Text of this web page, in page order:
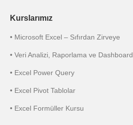
Kurslarımız
• Microsoft Excel – Sıfırdan Zirveye
• Veri Analizi, Raporlama ve Dashboard
• Excel Power Query
• Excel Pivot Tablolar
• Excel Formüller Kursu